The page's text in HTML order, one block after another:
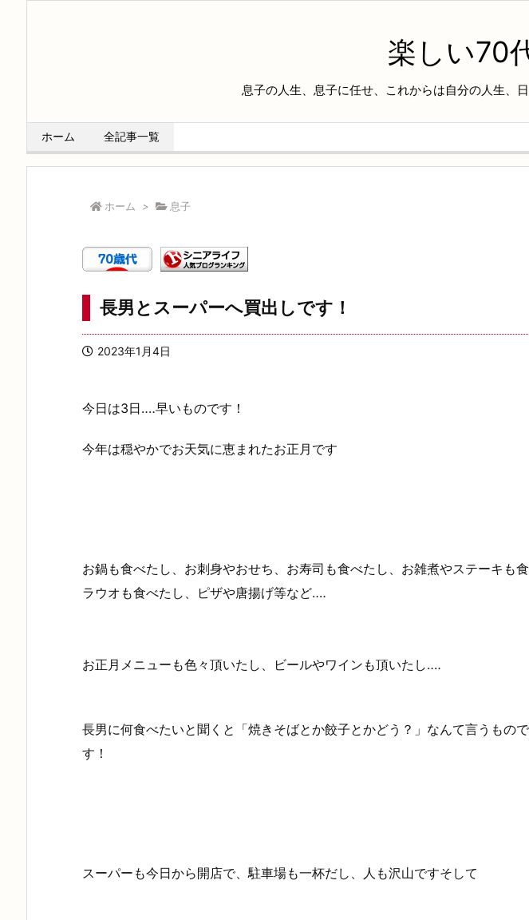
楽しい70
息子の人生、息子に任せ、これからは自分の人生、
ホーム 全記事一覧
ホーム > 息子
長男とスーパーへ買出しです！
2023年1月4日
今日は3日‥‥早いものです！
今年は穏やかでお天気に恵まれたお正月です
お鍋も食べたし、お刺身やおせち、お寿司も食べたし、お雑煮やステーキも
ラウオも食べたし、ピザや唐揚げ等など‥‥
お正月メニューも色々頂いたし、ビールやワインも頂いたし‥‥
長男に何食べたいと聞くと「焼きそばとか餃子とかどう？」なんて言うもの
す！
スーパーも今日から開店で、駐車場も一杯だし、人も沢山ですそして